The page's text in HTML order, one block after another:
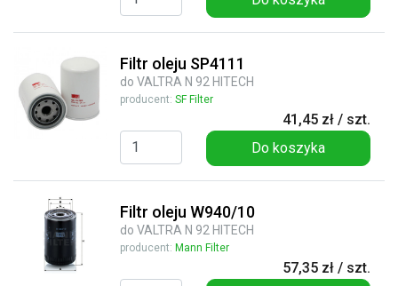
Filtr oleju SP4111
do VALTRA N 92 HITECH
producent: SF Filter
41,45 zł / szt.
Do koszyka
Filtr oleju W940/10
do VALTRA N 92 HITECH
producent: Mann Filter
57,35 zł / szt.